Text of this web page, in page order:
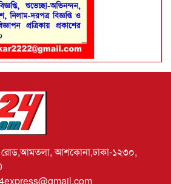
আশকোনা,ঢাকা-১২৩০,